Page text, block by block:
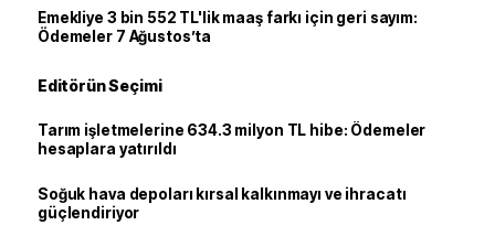
Emekliye 3 bin 552 TL'lik maaş farkı için geri sayım:
Ödemeler 7 Ağustos’ta
Editörün Seçimi
Tarım işletmelerine 634.3 milyon TL hibe: Ödemeler
hesaplara yatırıldı
Soğuk hava depoları kırsal kalkınmayı ve ihracatı
güçlendiriyor